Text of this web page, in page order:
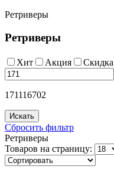
Ретриверы
Ретриверы
Хит Акция Скидка
171116702
Сбросить фильтр
Ретриверы
Товаров на страницу: